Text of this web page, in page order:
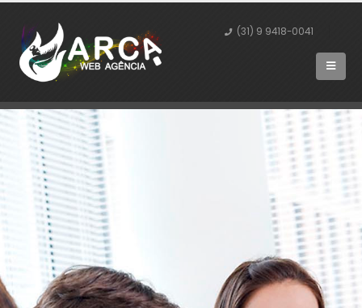
(31) 9 9418-0041